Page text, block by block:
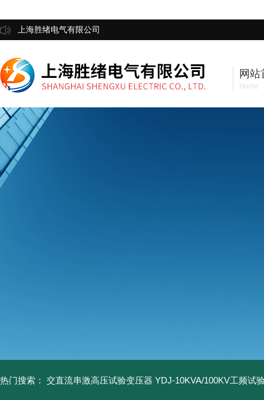
上海胜绪电气有限公司
网站
Home
热门搜索： 交直流串激高压试验变压器 YDJ-10KVA/100KV工频试